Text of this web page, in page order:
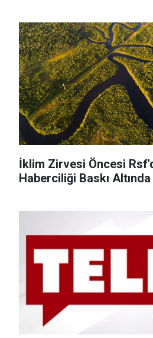
İklim Zirvesi Öncesi
Haberciliği Baskı Altında